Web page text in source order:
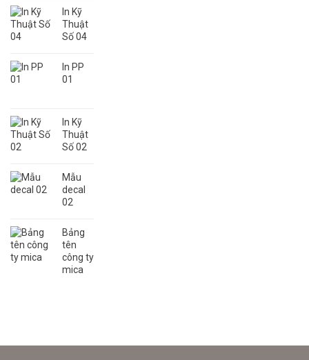
In Kỹ
Thuật
Số 04
In PP
01
In Kỹ
Thuật
Số 02
Mẫu
decal
02
Bảng
tên
công ty
mica